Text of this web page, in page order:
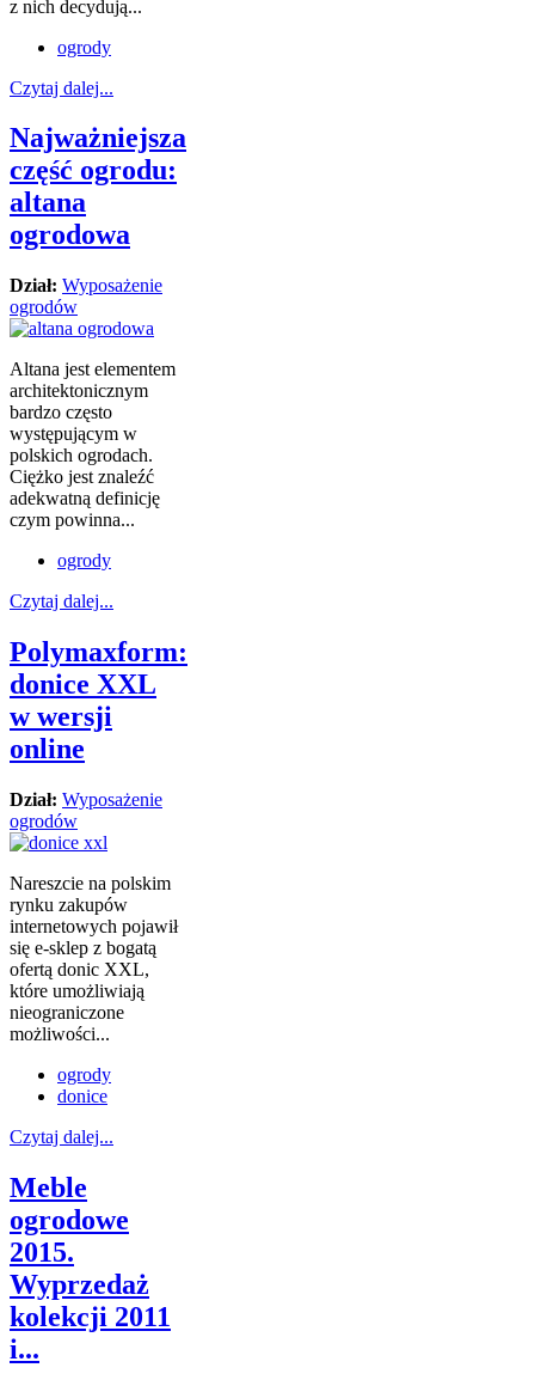
z nich decydują...
ogrody
Czytaj dalej...
Najważniejsza
część ogrodu:
altana
ogrodowa
Dział: Wyposażenie
ogrodów
Altana jest elementem
architektonicznym
bardzo często
występującym w
polskich ogrodach.
Ciężko jest znaleźć
adekwatną definicję
czym powinna...
ogrody
Czytaj dalej...
Polymaxform:
donice XXL
w wersji
online
Dział: Wyposażenie
ogrodów
Nareszcie na polskim
rynku zakupów
internetowych pojawił
się e-sklep z bogatą
ofertą donic XXL,
które umożliwiają
nieograniczone
możliwości...
ogrody
donice
Czytaj dalej...
Meble
ogrodowe
2015.
Wyprzedaż
kolekcji 2011
i...